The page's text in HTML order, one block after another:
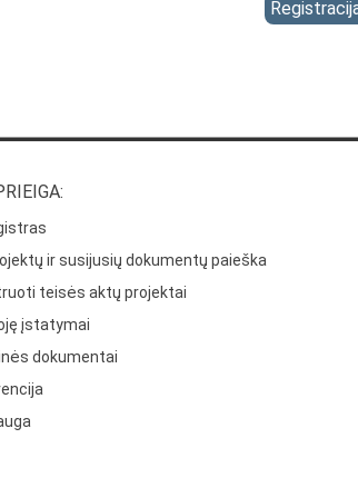
ir susijusių dokumentų paieška
teisės aktų projektai
įstatymai
dokumentai